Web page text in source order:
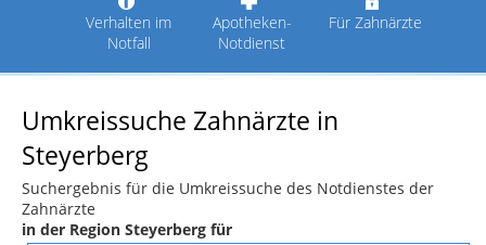
Verhalten im
Notfall
Apotheken-
Notdienst
Für Zahnärzte
Umkreissuche Zahnärzte in
Steyerberg
Suchergebnis für die Umkreissuche des Notdienstes der
Zahnärzte
in der Region Steyerberg für